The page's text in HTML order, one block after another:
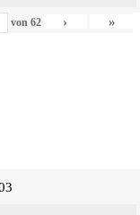
von 62 › »